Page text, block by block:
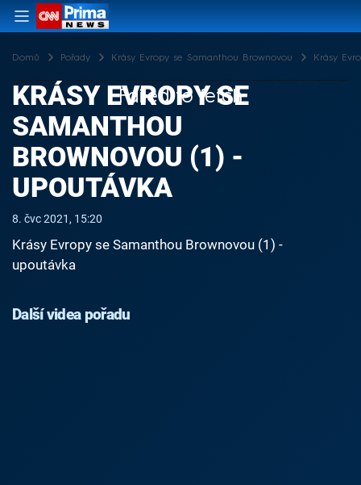
Domů Pořady Krásy Evropy se Samanthou Brownovou Krásy
Failed to fetch
KRÁSY EVROPY SE
SAMANTHOU
BROWNOVOU (1) -
UPOUTÁVKA
8. čvc 2021, 15:20
Krásy Evropy se Samanthou Brownovou (1) -
upoutávka
Další videa pořadu